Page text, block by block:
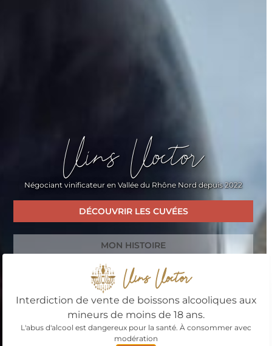
Vins Voctor
Négociant vinificateur en Vallée du Rhône Nord depuis 2022
DÉCOUVRIR LES CUVÉES
MON HISTOIRE
Vins Voctor
Interdiction de vente de boissons alcooliques aux
mineurs de moins de 18 ans.
L'abus d'alcool est dangereux pour la santé. À consommer avec
modération